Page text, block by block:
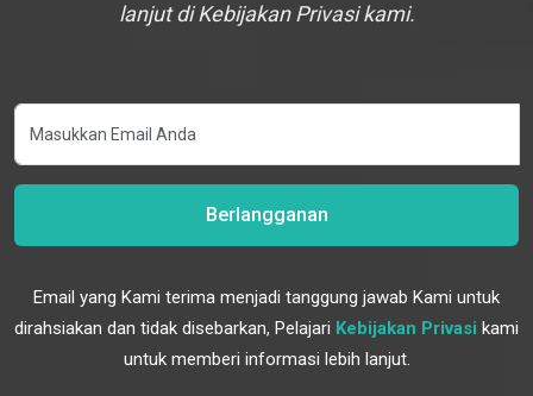
lanjut di Kebijakan Privasi kami.
Berlangganan
Email yang Kami terima menjadi tanggung jawab Kami untuk
dirahsiakan dan tidak disebarkan, Pelajari Kebijakan Privasi kami
untuk memberi informasi lebih lanjut.